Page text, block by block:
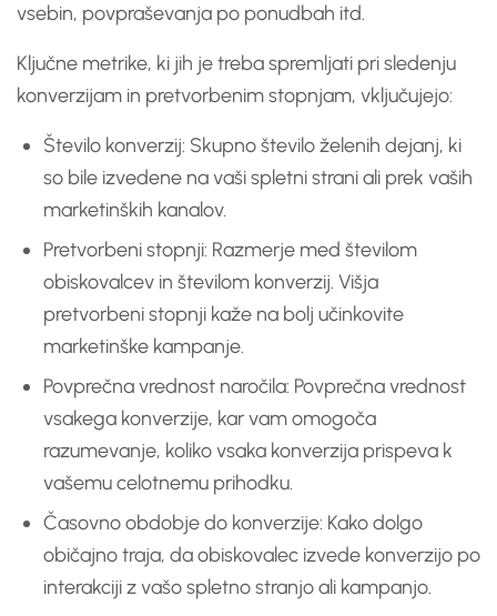
vsebin, povpraševanja po ponudbah itd.
Ključne metrike, ki jih je treba spremljati pri sledenju
konverzijam in pretvorbenim stopnjam, vključujejo:
Število konverzij: Skupno število želenih dejanj, ki
so bile izvedene na vaši spletni strani ali prek vaših
marketinških kanalov.
Pretvorbeni stopnji: Razmerje med številom
obiskovalcev in številom konverzij. Višja
pretvorbeni stopnji kaže na bolj učinkovite
marketinške kampanje.
Povprečna vrednost naročila: Povprečna vrednost
vsakega konverzije, kar vam omogoča
razumevanje, koliko vsaka konverzija prispeva k
vašemu celotnemu prihodku.
Časovno obdobje do konverzije: Kako dolgo
običajno traja, da obiskovalec izvede konverzijo po
interakciji z vašo spletno stranjo ali kampanjo.